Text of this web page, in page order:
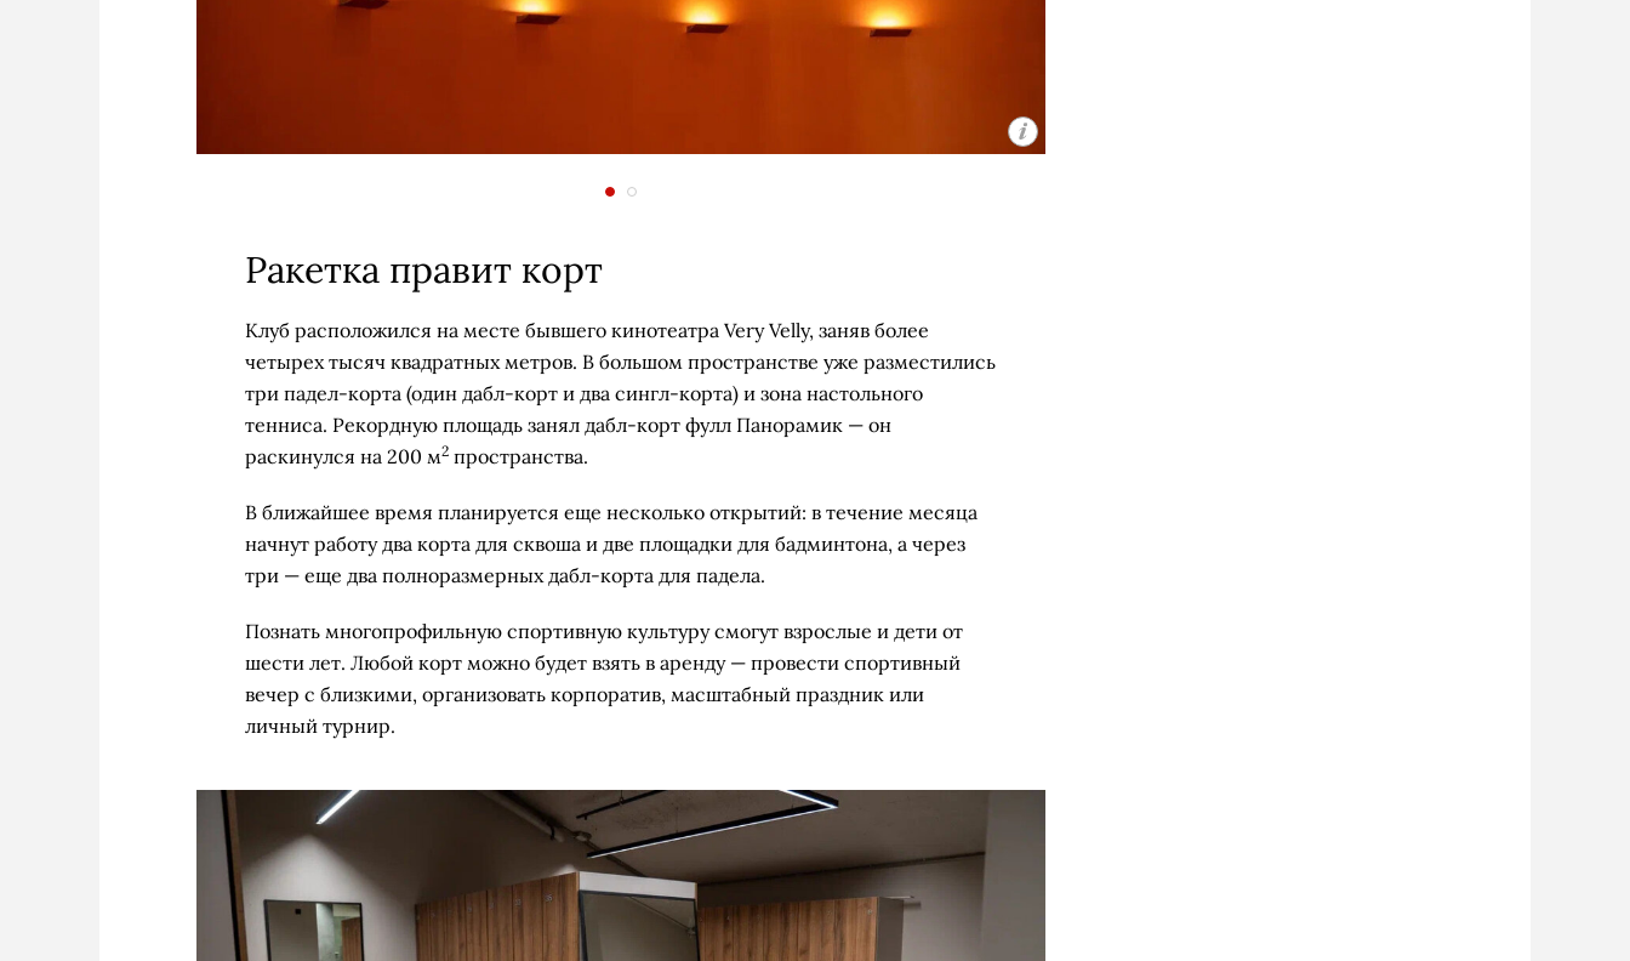
Ракетка правит корт
Клуб расположился на месте бывшего кинотеатра Very Velly, заняв более
четырех тысяч квадратных метров. В большом пространстве уже разместились
три падел-корта (один дабл-корт и два сингл-корта) и зона настольного
тенниса. Рекордную площадь занял дабл-корт фулл Панорамик — он
раскинулся на 200 м2 пространства.
В ближайшее время планируется еще несколько открытий: в течение месяца
начнут работу два корта для сквоша и две площадки для бадминтона, а через
три — еще два полноразмерных дабл-корта для падела.
Познать многопрофильную спортивную культуру смогут взрослые и дети от
шести лет. Любой корт можно будет взять в аренду — провести спортивный
вечер с близкими, организовать корпоратив, масштабный праздник или
личный турнир.